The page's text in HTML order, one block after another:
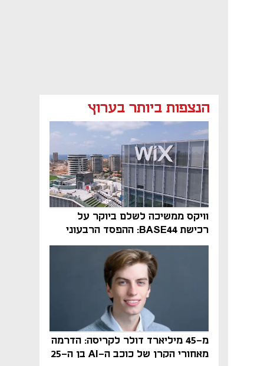
הנצפות ביותר בערוץ
וויקס ממשיכה לשלם ביוקר על
רכישת BASE44: ההפסד הרבעוני
זינק ל-76 מיליון דולר
מ-45 מיליארד דולר לקריסה: הדרמה
מאחורי הקרן של כוכב ה-AI בן ה-25